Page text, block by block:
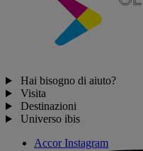
Hai bisogno di aiuto?
Visita
Destinazioni
Universo ibis
Accor Instagram